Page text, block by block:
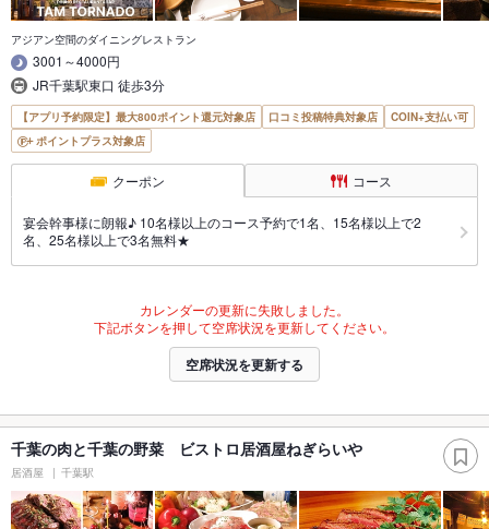
アジアン空間のダイニングレストラン
3001～4000円
JR千葉駅東口 徒歩3分
【アプリ予約限定】最大800ポイント還元対象店 口コミ投稿特典対象店
COIN+支払い可
ポイントプラス対象店
クーポン コース
宴会幹事様に朗報♪ 10名様以上のコース予約で1名、15名様以上で2
名、25名様以上で3名無料★
カレンダーの更新に失敗しました。
下記ボタンを押して空席状況を更新してください。
空席状況を更新する
千葉の肉と千葉の野菜 ビストロ居酒屋ねぎらいや
居酒屋 千葉駅